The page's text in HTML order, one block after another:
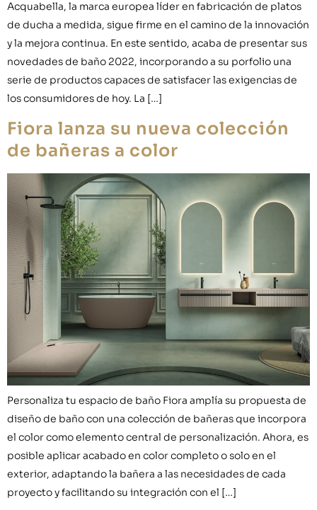
Acquabella, la marca europea líder en fabricación de platos
de ducha a medida, sigue firme en el camino de la innovación
y la mejora continua. En este sentido, acaba de presentar sus
novedades de baño 2022, incorporando a su porfolio una
serie de productos capaces de satisfacer las exigencias de
los consumidores de hoy. La […]
Fiora lanza su nueva colección
de bañeras a color
Personaliza tu espacio de baño Fiora amplía su propuesta de
diseño de baño con una colección de bañeras que incorpora
el color como elemento central de personalización. Ahora, es
posible aplicar acabado en color completo o solo en el
exterior, adaptando la bañera a las necesidades de cada
proyecto y facilitando su integración con el […]